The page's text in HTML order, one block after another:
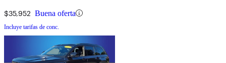
$35,952 Buena oferta
Incluye tarifas de conc.